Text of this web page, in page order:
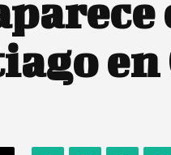
en